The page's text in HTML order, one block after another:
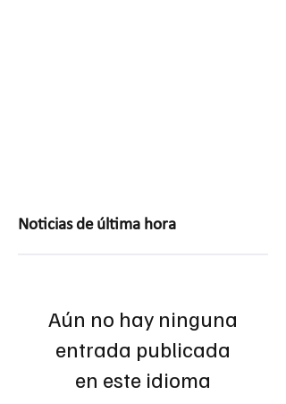
Noticias de última hora
Aún no hay ninguna
entrada publicada
en este idioma